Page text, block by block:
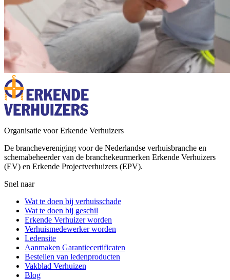
Organisatie voor Erkende Verhuizers
De branchevereniging voor de Nederlandse verhuisbranche en
schemabeheerder van de branchekeurmerken Erkende Verhuizers
(EV) en Erkende Projectverhuizers (EPV).
Snel naar
Wat te doen bij verhuisschade
Wat te doen bij geschil
Erkende Verhuizer worden
Verhuismedewerker worden
Ledensite
Aanmaken Garantiecertificaten
Bestellen van ledenproducten
Vakblad Verhuizen
Blog